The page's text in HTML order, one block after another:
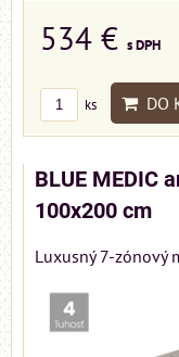
534 € s DPH
ks DO
BLUE MEDIC
100x200 cm
Luxusný 7-zónový